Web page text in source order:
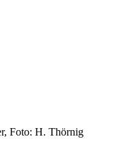
Foto: H. Thörnig